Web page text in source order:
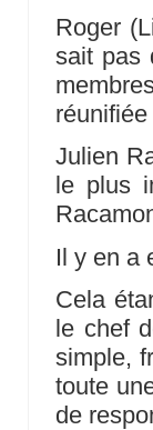
Roger
sait pas
Julien
le plus
Il y en a
Cela
le chef
simple,
toute
de